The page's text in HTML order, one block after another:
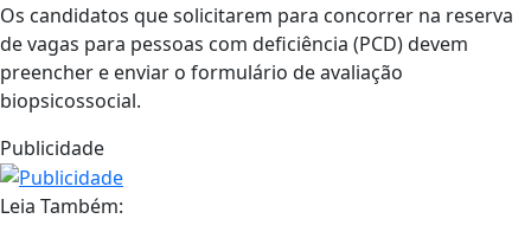
Os candidatos que solicitarem para concorrer na reserva
de vagas para pessoas com deficiência (PCD) devem
preencher e enviar o formulário de avaliação
biopsicossocial.
Publicidade
Leia Também: